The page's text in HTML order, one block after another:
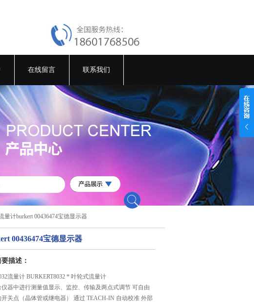
在线留言 联系我们
量计burkert 00436474宝德显示器
00436474宝德显示器
描述：
流量计 BURKERT8032 * 叶轮式流量计
仪器中进行测量值显示、监控、传输及两点式调节 可自由
开关点（晶体管或继电器） 通过 TEACH-IN 自动校准 外部